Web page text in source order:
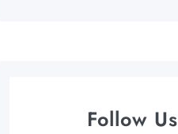
Follow Us